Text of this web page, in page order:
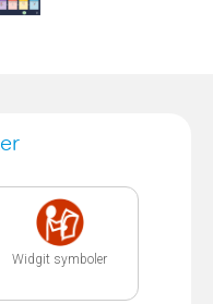
Widgit symboler